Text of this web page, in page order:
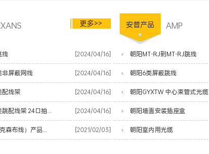
更多>>
线 [2024/04/16]
非屏蔽网线 [2024/04/16]
配线架 [2024/04/16]
朝阳耐克森超六类跳配线架 24口抽屉式 [2024/04/16]
朝阳Nexans（耐克森布线）产品清单 [2021/02/03]
安普产品 AMP
朝阳MT-RJ到MT-RJ跳线
朝阳6类屏蔽跳线
朝阳GYXTW 中心束管式光缆
朝阳墙面安装插座盒
朝阳室内用光缆